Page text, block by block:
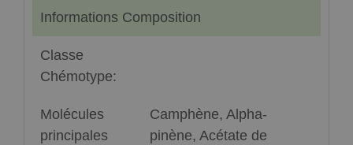
Informations Composition
Classe
Chémotype:
Molécules
principales
Camphène, Alpha-
pinène, Acétate de